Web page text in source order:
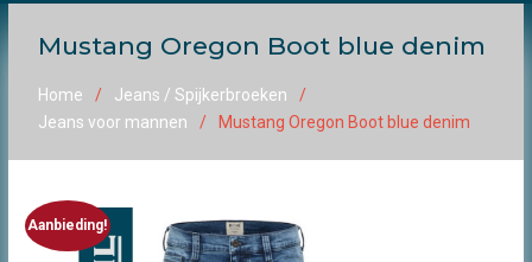
Mustang Oregon Boot blue denim
Home
Jeans / Spijkerbroeken
Jeans voor mannen
Mustang Oregon Boot blue denim
Aanbieding!